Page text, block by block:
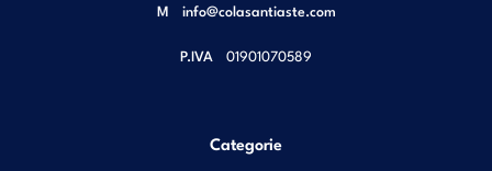
M info@colasantiaste.com
P.IVA 01901070589
Categorie